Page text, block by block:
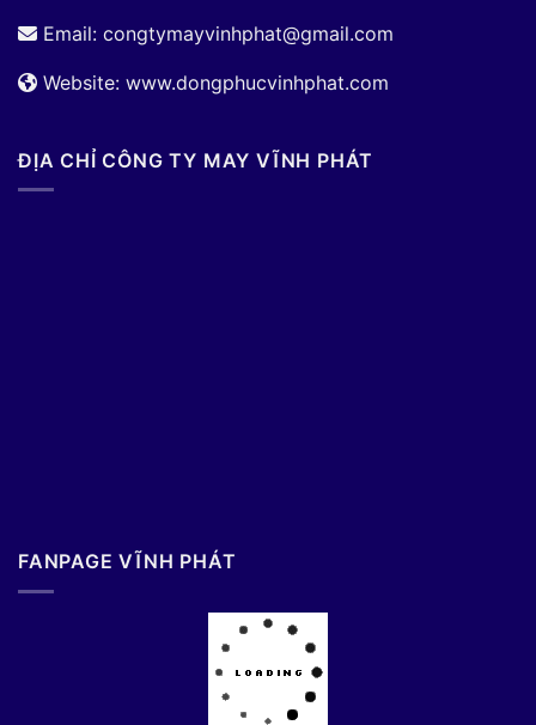
Email: congtymayvinhphat@gmail.com
Website: www.dongphucvinhphat.com
ĐỊA CHỈ CÔNG TY MAY VĨNH PHÁT
FANPAGE VĨNH PHÁT